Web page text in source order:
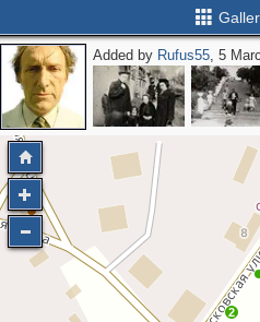
Added by Rufus55, 5
2